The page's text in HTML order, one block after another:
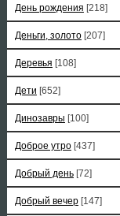
День рождения [218]
Деньги, золото [207]
Деревья [108]
Дети [652]
Динозавры [100]
Доброе утро [437]
Добрый день [72]
Добрый вечер [147]